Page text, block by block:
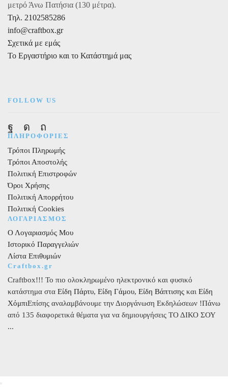
μετρό Άνω Πατήσια (130 μέτρα).
Τηλ. 2102585286
info@craftbox.gr
Σχετικά με εμάς
Το Εργαστήριο και το Κατάστημά μας
FOLLOW US
Facebook
Instagram
Pinterest
ΠΛΗΡΟΦΟΡΙΕΣ
Τρόποι Πληρωμής
Τρόποι Αποστολής
Πολιτική Επιστροφών
Όροι Χρήσης
Πολιτική Απορρήτου
Πολιτική Cookies
ΛΟΓΑΡΙΑΣΜΟΣ
Ο Λογαριασμός Μου
Ιστορικό Παραγγελιών
Λίστα Επιθυμιών
Craftbox.gr
Craftbox!!! Το πιο ολοκληρωμένο ηλεκτρονικό και φυσικό
κατάστημα στα Είδη Πάρτυ, Είδη Γάμου, Είδη Βάπτισης και Είδη
ΧόμπιΕπίσης αναλαμβάνουμε την Διοργάνωση Εκδηλώσεων !Πάνω
από 135 διαφορετικά θέματα για να δημιουργήσεις ΤΟ ΔΙΚΟ ΣΟΥ
...